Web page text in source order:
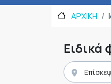
ΑΡΧΙΚΗ
Ειδικά